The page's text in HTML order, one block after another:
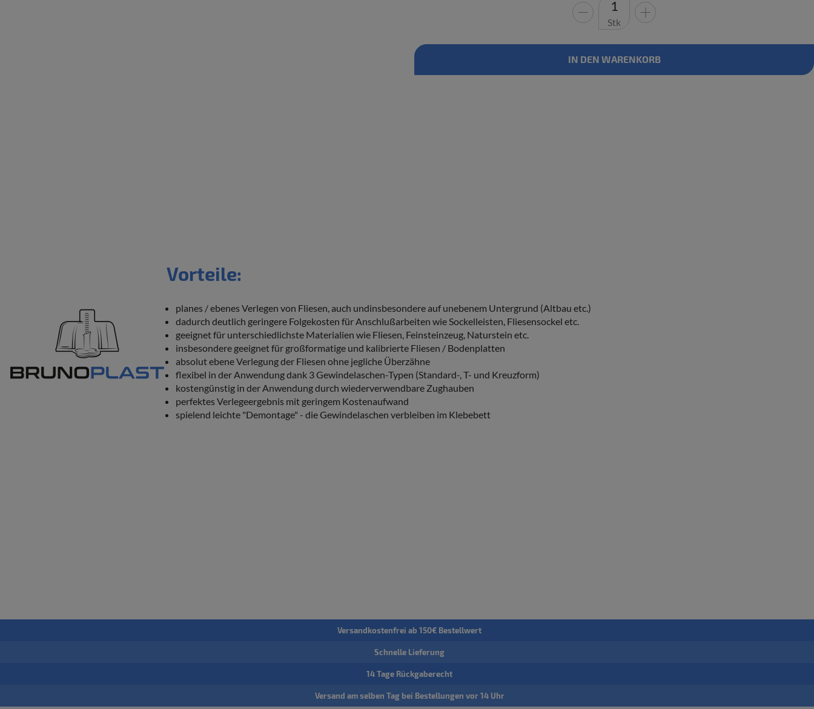
Stk
IN DEN WARENKORB
Vorteile:
planes / ebenes Verlegen von Fliesen, auch undinsbesondere auf unebenem Untergrund (Altbau etc.)
dadurch deutlich geringere Folgekosten für Anschlußarbeiten wie Sockelleisten, Fliesensockel etc.
geeignet für unterschiedlichste Materialien wie Fliesen, Feinsteinzeug, Naturstein etc.
insbesondere geeignet für großformatige und kalibrierte Fliesen / Bodenplatten
absolut ebene Verlegung der Fliesen ohne jegliche Überzähne
flexibel in der Anwendung dank 3 Gewindelaschen-Typen (Standard-, T- und Kreuzform)
kostengünstig in der Anwendung durch wiederverwendbare Zughauben
perfektes Verlegeergebnis mit geringem Kostenaufwand
spielend leichte "Demontage" - die Gewindelaschen verbleiben im Klebebett
Versandkostenfrei ab 150€ Bestellwert
Schnelle Lieferung
14 Tage Rückgaberecht
Versand am selben Tag bei Bestellungen vor 14 Uhr